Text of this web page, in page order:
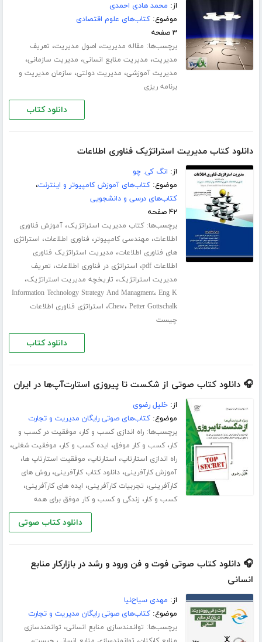
از: محمد هادی احمدی
موضوع:کتاب‌های علوم اقتصادی
۳ صفحه
برچسب‌ها: مقاله مدیریت، اصول مدیریت، تعریف
مدیریت، مدیریت منابع انسانی، مدیریت سازمانی،
مدیریت آموزشی، مدیریت دولتی، سازمان مدیریت و
برنامه ریزی
دانلود کتاب
دانلود کتاب مدیریت استراتژیک فناوری اطلاعات
از: انگ کی. چو
موضوع:کتاب‌های آموزش کامپیوتر و اینترنت،
کتاب‌های درسی و دانشجویی
۴۲ صفحه
برچسب‌ها:کتاب مدیریت استراتژیک،آموزش فناوری
اطلاعات، مهندسی کامپیوتر، فناوری اطلاعات، استراتژی
های فناوری اطلاعات، مدیریت استراتژیک فناوری
اطلاعات pdf
، استراتژی در فناوری اطلاعات، تعریف
مدیریت استراتژیک، تاریخچه مدیریت استراتژیک،
Information Technology Strategy And Managment، Eng K
Chew، Petter Gottschalk ، استراتژی فناوری اطلاعات
چیست
دانلود کتاب
🎧 دانلود کتاب صوتی از شکست تا پیروزی استارت‌آپ‌ها در ایران
از:خلیل رضوی
موضوع:کتاب‌های صوتی رایگان مدیریت و تجارت
برچسب‌ها:راه اندازی کسب و کار، موفقیت در کسب و
کار،کسب و کار موفق، ایده کسب و کار، موفقیت شغلی،
راه اندازی استارتاپ، استارتاپ، موفقیت استارتاپ ها،
آموزش کارآفرینی،دانلود کتاب کارآفرینی،روش های
کارآفرینی، تجربیات کارآفرینی، ایده های کارآفرینی،
کسب و کار، زندگی و کسب و کار موفق برای همه
دانلود کتاب صوتی
🎧 دانلود کتاب صوتی فوت و فن ورود و رشد در بازارکار منابع
انسانی
از: مهدی سیاح‌نیا
موضوع:کتاب‌های صوتی رایگان مدیریت و تجارت
برچسب‌ها: توانمندسازی منابع انسانی، توانمندسازی